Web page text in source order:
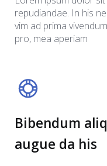
repudiandae. In his
vim ad prima
pro, mea aperiam
Bibendum
augue da his